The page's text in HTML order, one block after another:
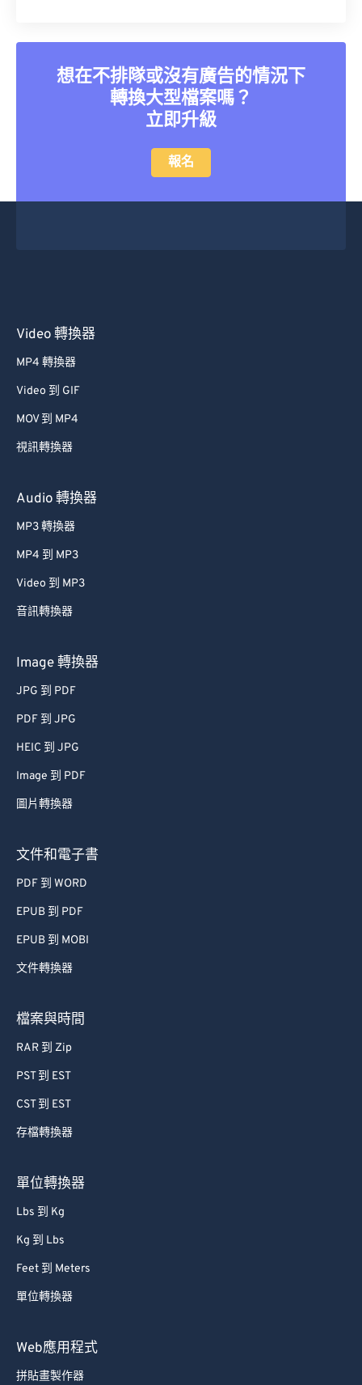
想在不排隊或沒有廣告的情況下
轉換大型檔案嗎？
立即升級
報名
Video 轉換器
MP4 轉換器
Video 到 GIF
MOV 到 MP4
視訊轉換器
Audio 轉換器
MP3 轉換器
MP4 到 MP3
Video 到 MP3
音訊轉換器
Image 轉換器
JPG 到 PDF
PDF 到 JPG
HEIC 到 JPG
Image 到 PDF
圖片轉換器
文件和電子書
PDF 到 WORD
EPUB 到 PDF
EPUB 到 MOBI
文件轉換器
檔案與時間
RAR 到 Zip
PST 到 EST
CST 到 EST
存檔轉換器
單位轉換器
Lbs 到 Kg
Kg 到 Lbs
Feet 到 Meters
單位轉換器
Web應用程式
拼貼畫製作器